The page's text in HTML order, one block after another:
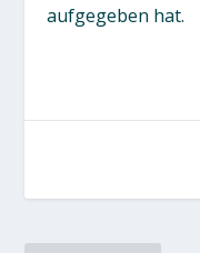
aufgegeben hat.